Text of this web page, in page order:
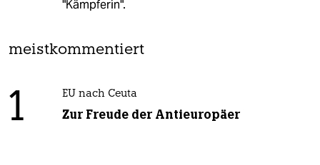
"Kämpferin".
meistkommentiert
1 EU nach Ceuta
Zur Freude der Antieuropäer